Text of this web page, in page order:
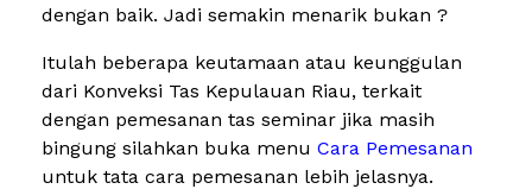
dengan baik. Jadi semakin menarik bukan ?
Itulah beberapa keutamaan atau keunggulan
dari Konveksi Tas Kepulauan Riau, terkait
dengan pemesanan tas seminar jika masih
bingung silahkan buka menu Cara Pemesanan
untuk tata cara pemesanan lebih jelasnya.